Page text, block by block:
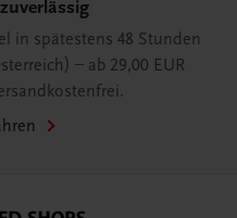
in spätestens 48 Stunden
– ab 29,00 EUR